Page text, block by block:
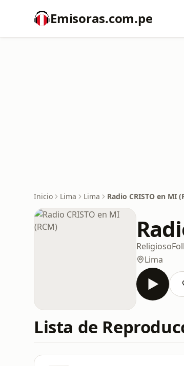
Emisoras.com.pe
Inicio Lima Lima Radio CRISTO en MI
Religioso
Lima
Lista de